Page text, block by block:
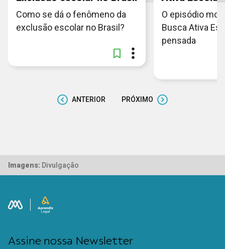
Como se dá o fenômeno da
exclusão escolar no Brasil?
O episódio
Busca Ativa
pensada
ANTERIOR PRÓXIMO
Imagens: Divulgação
Assine nossa Newsletter